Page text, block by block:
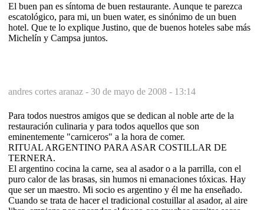
El buen pan es síntoma de buen restaurante. Aunque te parezca
escatológico, para mi, un buen water, es sinónimo de un buen
hotel. Que te lo explique Justino, que de buenos hoteles sabe más
Michelín y Campsa juntos.
andres cortes aranaz - 30 de mayo de 2008 - 13:14
Para todos nuestros amigos que se dedican al noble arte de la
restauración culinaria y para todos aquellos que son
eminentemente "carniceros" a la hora de comer.
RITUAL ARGENTINO PARA ASAR COSTILLAR DE
TERNERA.
El argentino cocina la carne, sea al asador o a la parrilla, con el
puro calor de las brasas, sin humos ni emanaciones tóxicas. Hay
que ser un maestro. Mi socio es argentino y él me ha enseñado.
Cuando se trata de hacer el tradicional costuillar al asador, al aire